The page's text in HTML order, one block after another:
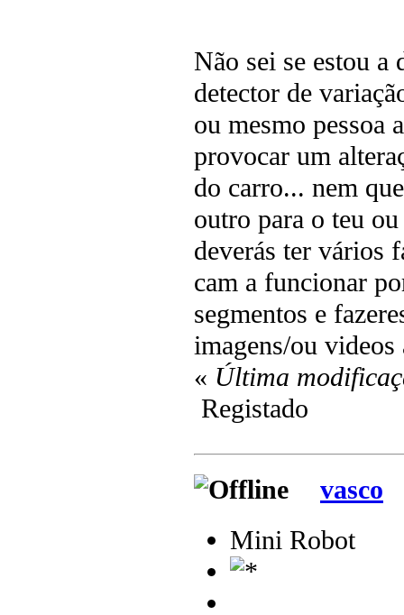
Não sei se estou a
detector de
ou mesmo pessoa
provocar um
do carro... nem
outro para o teu
deverás ter vários
cam a funcionar
segmentos e
imagens/ou
« Última
Registado
vasco
Mini Robot